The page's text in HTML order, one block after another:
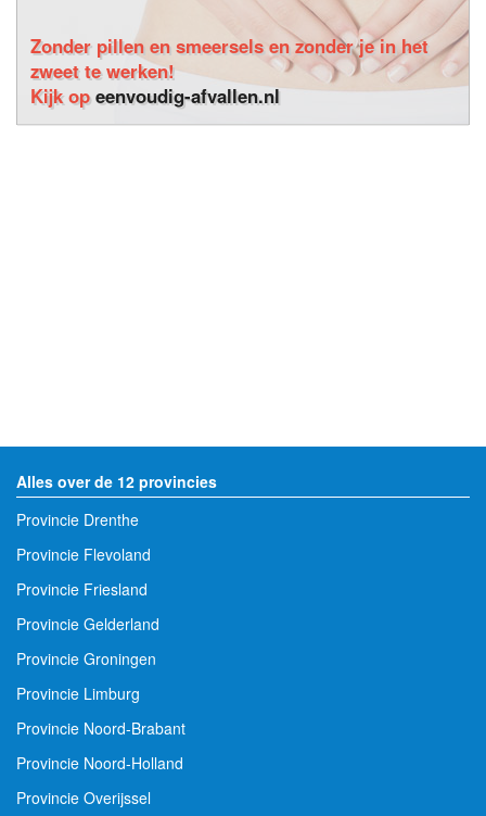
Zonder pillen en smeersels en zonder je in het
zweet te werken!
Kijk opeenvoudig-afvallen.nl
Alles over de 12 provincies
Provincie Drenthe
Provincie Flevoland
Provincie Friesland
Provincie Gelderland
Provincie Groningen
Provincie Limburg
Provincie Noord-Brabant
Provincie Noord-Holland
Provincie Overijssel